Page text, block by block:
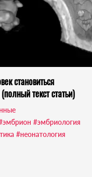
становиться
текст статьи)
#эмбриология
#неонатология